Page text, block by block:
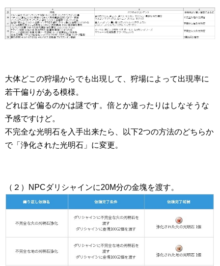
大体どこの狩場からでも出現して、狩場によって出現率に
若干偏りがある模様。
どれほど偏るのかは謎です。倍とか違ったりはしなそうな
予感ですけど。
不完全な光明石を入手出来たら、以下2つの方法のどちらか
で「浄化された光明石」に変更。
（２）NPCダリシャインに20M分の金塊を渡す。